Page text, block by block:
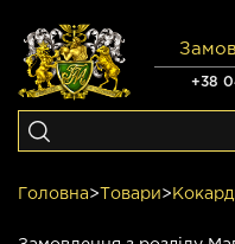
+38
Головна> Товари>